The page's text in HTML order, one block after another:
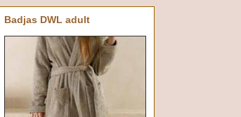
Badjas DWL adult